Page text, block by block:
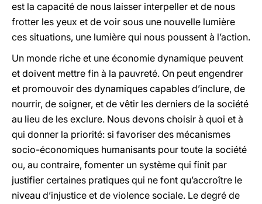
est la capacité de nous laisser interpeller et de nous
frotter les yeux et de voir sous une nouvelle lumière
ces situations, une lumière qui nous poussent à l’action.
Un monde riche et une économie dynamique peuvent
et doivent mettre fin à la pauvreté. On peut engendrer
et promouvoir des dynamiques capables d’inclure, de
nourrir, de soigner, et de vêtir les derniers de la société
au lieu de les exclure. Nous devons choisir à quoi et à
qui donner la priorité: si favoriser des mécanismes
socio-économiques humanisants pour toute la société
ou, au contraire, fomenter un système qui finit par
justifier certaines pratiques qui ne font qu’accroître le
niveau d’injustice et de violence sociale. Le degré de